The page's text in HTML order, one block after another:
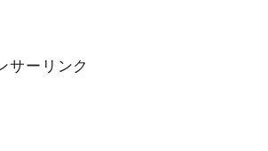
サーリンク